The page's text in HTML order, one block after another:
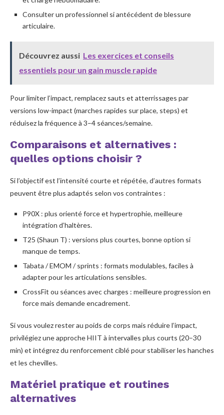
Consulter un professionnel si antécédent de blessure
articulaire.
Découvrez aussi Les exercices et conseils
essentiels pour un gain muscle rapide
Pour limiter l’impact, remplacez sauts et atterrissages par
versions low-impact (marches rapides sur place, steps) et
réduisez la fréquence à 3–4 séances/semaine.
Comparaisons et alternatives :
quelles options choisir ?
Si l’objectif est l’intensité courte et répétée, d’autres formats
peuvent être plus adaptés selon vos contraintes :
P90X : plus orienté force et hypertrophie, meilleure
intégration d’haltères.
T25 (Shaun T) : versions plus courtes, bonne option si
manque de temps.
Tabata / EMOM / sprints : formats modulables, faciles à
adapter pour les articulations sensibles.
CrossFit ou séances avec charges : meilleure progression en
force mais demande encadrement.
Si vous voulez rester au poids de corps mais réduire l’impact,
privilégiez une approche HIIT à intervalles plus courts (20–30
min) et intégrez du renforcement ciblé pour stabiliser les hanches
et les chevilles.
Matériel pratique et routines
alternatives